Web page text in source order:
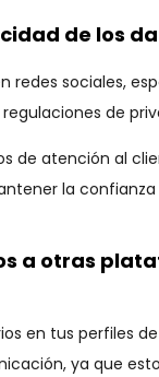
de los
redes sociales,
de
de atención al
la confianza
a otras
en tus perfiles
ya que